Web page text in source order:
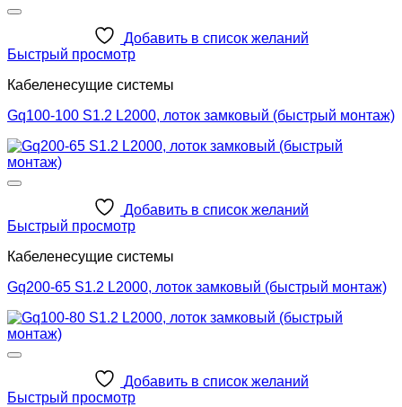
Добавить в список желаний
Быстрый просмотр
Кабеленесущие системы
Gq100-100 S1.2 L2000, лоток замковый (быстрый монтаж)
Добавить в список желаний
Быстрый просмотр
Кабеленесущие системы
Gq200-65 S1.2 L2000, лоток замковый (быстрый монтаж)
Добавить в список желаний
Быстрый просмотр